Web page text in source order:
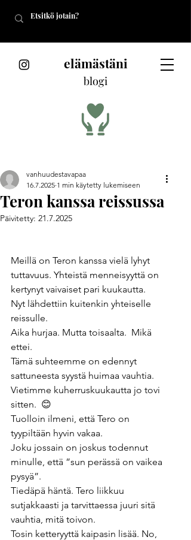
elämästäni
blogi
Teron kanssa reissussa
vanhuudestavapaa
16.7.2025 1 min käytetty lukemiseen
Päivitetty: 21.7.2025
Meillä on Teron kanssa vielä lyhyt
tuttavuus. Yhteistä menneisyyttä on
kertynyt vaivaiset pari kuukautta.
Nyt lähdettiin kuitenkin yhteiselle
reissulle.
Aika hurjaa. Mutta toisaalta.  Mikä
ettei.
Tämä suhteemme on edennyt
sattuneesta syystä huimaa vauhtia.
Vietimme kuherruskuukautta jo tovi
sitten.  😊
Tuolloin ilmeni, että Tero on
tyypiltään hyvin vakaa.
Joku jossain on joskus todennut
minulle, että ”sun perässä on vaikea
pysyä”.
Tiedäpä häntä. Tero liikkuu
sutjakkaasti ja tarvittaessa juuri sitä
vauhtia, mitä toivon.
Tosin ketteryyttä kaipasin lisää. No,